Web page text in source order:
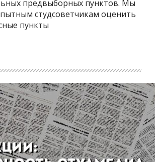
предвыборных пунктов. Мы
студсоветчикам оценить
пункты